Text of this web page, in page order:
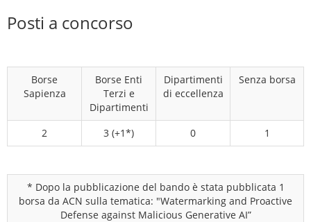
Posti a concorso
Borse
Sapienza
Borse Enti
Terzi e
Dipartimenti
Dipartimenti
di eccellenza
Senza borsa
2 3 (+1*) 0 1
* Dopo la pubblicazione del bando è stata pubblicata 1
borsa da ACN sulla tematica: "Watermarking and Proactive
Defense against Malicious Generative AI”